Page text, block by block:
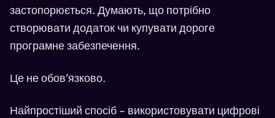
застопорюється. Думають, що потрібно
створювати додаток чи купувати дороге
програмне забезпечення.
Це не обов’язково.
Найпростіший спосіб – використовувати цифрові